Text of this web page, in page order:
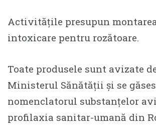
Activitățile presupun
intoxicare pentru rozătoare.
Toate produsele sunt avizate
Ministerul Sănătății și se
nomenclatorul substanțelor
profilaxia sanitar-umană din